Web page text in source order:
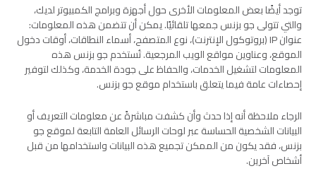
توجد أيضًا بعض المعلومات الأخرى حول أجهزة وبرامج الكمبيوتر لديك،
والتي تتولى جو بزنس جمعها تلقائيًا. يمكن أن تتضمن هذه المعلومات:
عنوان IP (بروتوكول الإنترنت)، نوع المتصفح، أسماء النطاقات، أوقات دخول
الموقع، وعناوين مواقع الويب المرجعية. تُستخدم جو بزنس هذه
المعلومات لتشغيل الخدمات، والحفاظ على جودة الخدمة، وكذلك لتوفير
إحصاءات عامة فيما يتعلق باستخدام موقع جو بزنس.
الرجاء ملاحظة أنه إذا حدث وأن كشفت مباشرةً عن معلومات التعريف أو
البيانات الشخصية الحساسة عبر لوحات الرسائل العامة التابعة لموقع جو
بزنس، فقد يكون من الممكن تجميع هذه البيانات واستخدامها من قبل
أشخاص آخرين.